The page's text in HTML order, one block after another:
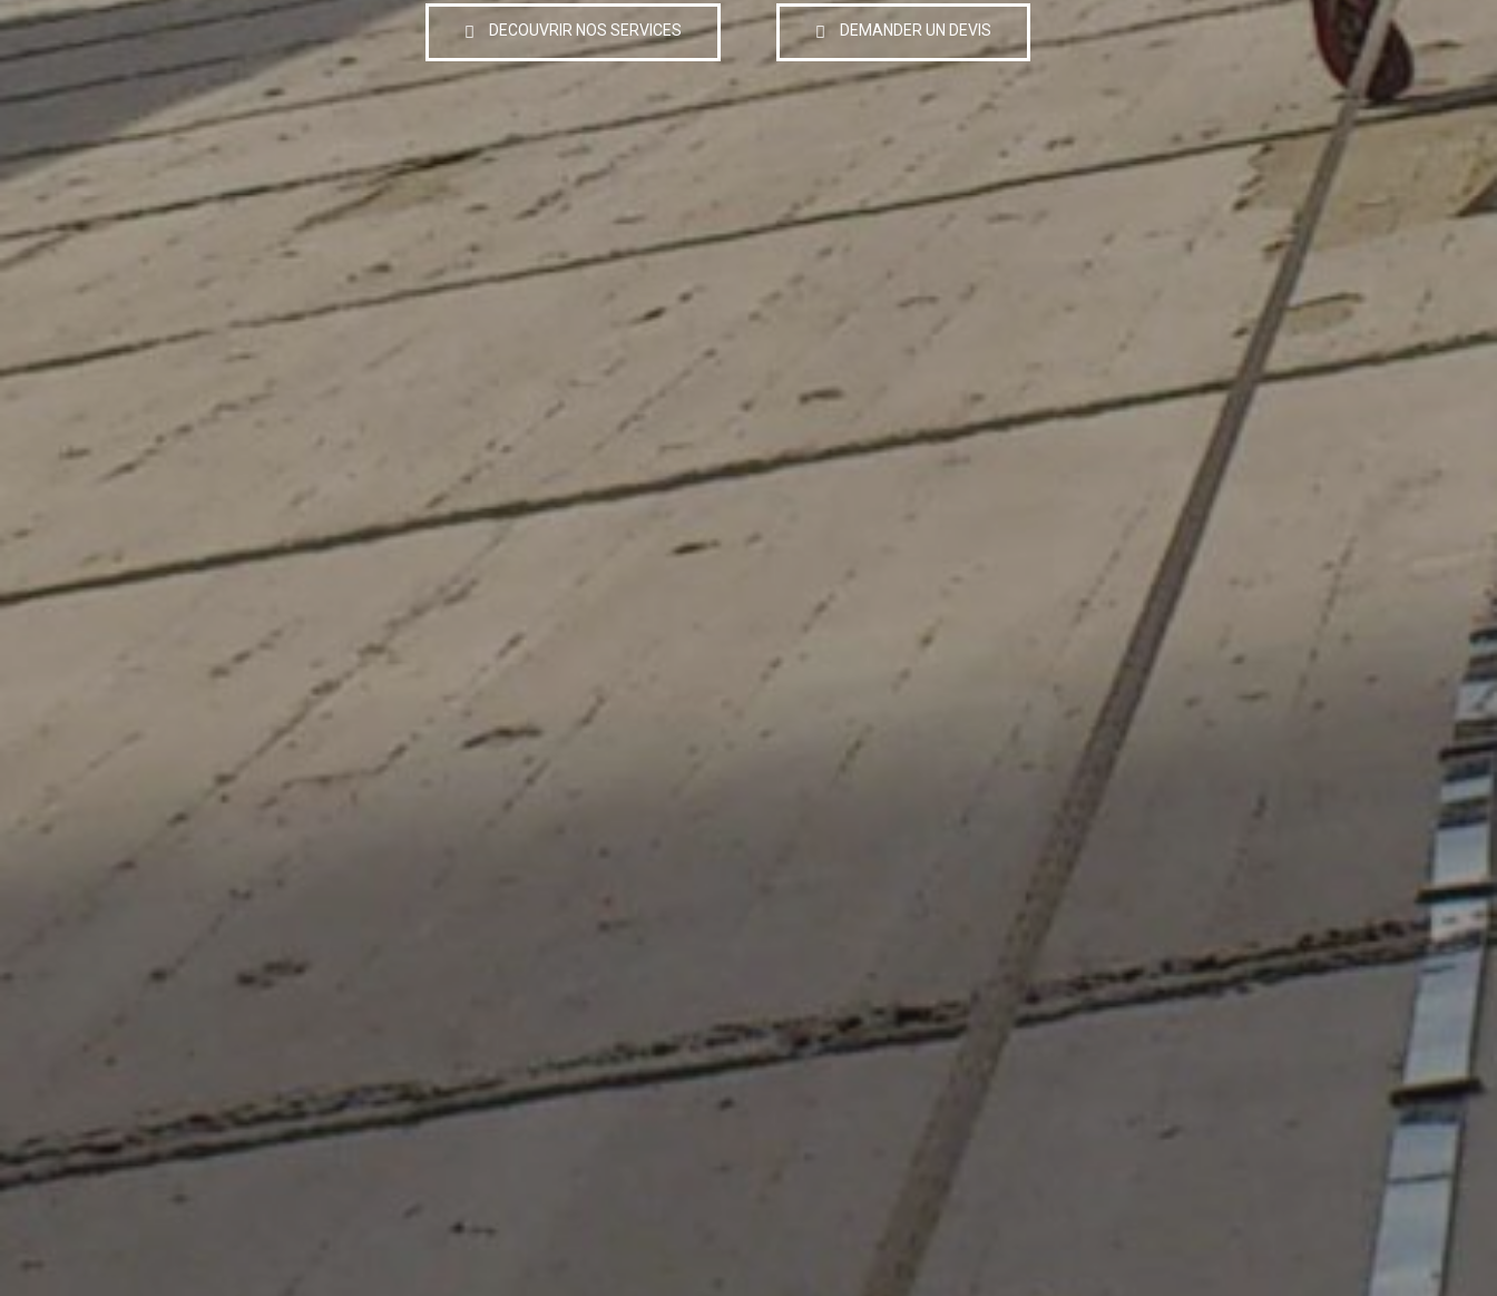
DECOUVRIR NOS SERVICES DEMANDER UN DEVIS